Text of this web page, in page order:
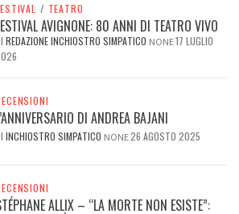
/ TEATRO
AVIGNONE: 80 ANNI DI TEATRO VIVO
REDAZIONE INCHIOSTRO SIMPATICO NONE17 LUGLIO
DI ANDREA BAJANI
INCHIOSTRO SIMPATICO NONE26 AGOSTO 2025
ALLIX – “LA MORTE NON ESISTE”: